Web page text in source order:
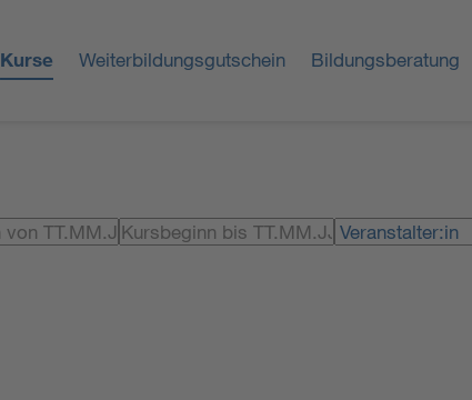
Kurse Weiterbildungsgutschein Bildungsberatung